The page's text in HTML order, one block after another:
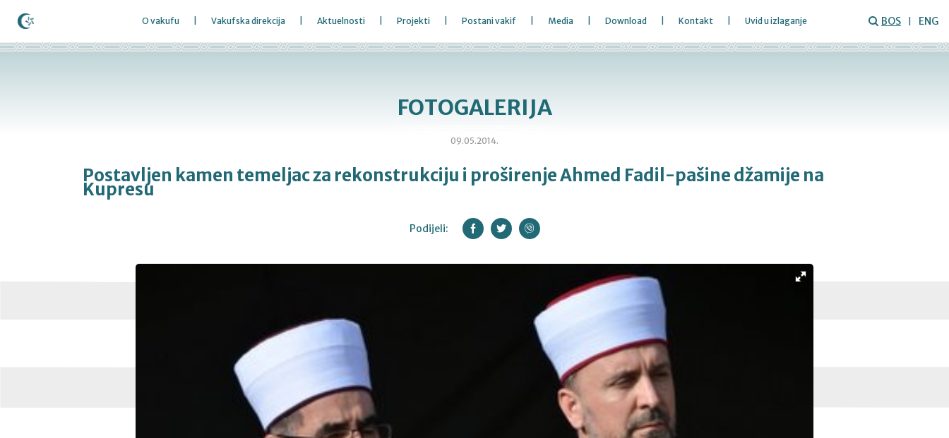
O vakufu Vakufska direkcija Aktuelnosti Projekti Postani vakif Media Download Kontakt Uvid u izlaganje BOS ENG
FOTOGALERIJA
09.05.2014.
Postavljen kamen temeljac za rekonstrukciju i proširenje Ahmed Fadil-pašine džamije na
Kupresu
Podijeli: